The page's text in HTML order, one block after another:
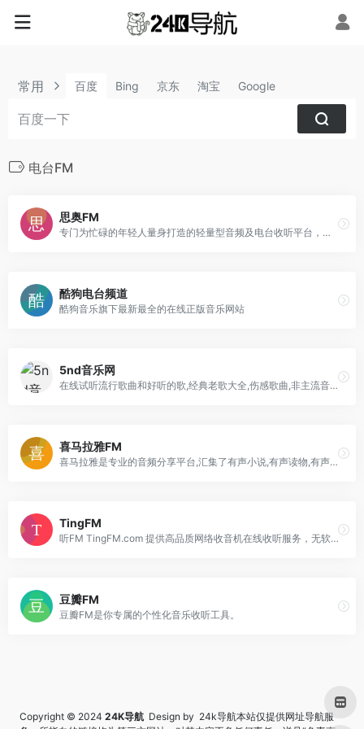
常用 百度 Bing 京东 淘宝 Google
电台FM
思奥FM
专门为忙碌的年轻人量身打造的轻量型音频及电台收听平台，内容包括全球主流电台流媒体以及各种风格流派的音乐电台播放收听服务。
酷狗电台频道
酷狗音乐旗下最新最全的在线正版音乐网站
5nd音乐网
在线试听流行歌曲和好听的歌,经典老歌大全,伤感歌曲,非主流音乐,好听的英文歌曲,儿童歌曲,网络歌曲,最新歌曲下载,下歌曲听音乐
喜马拉雅FM
喜马拉雅是专业的音频分享平台,汇集了有声小说,有声读物,有声书,FM电台,儿童睡前故事,相声小品,鬼故事等数亿条音频,超过6亿用户选择的网络电台,随时随地,听我想听。
TingFM
听FM TingFM.com 提供高品质网络收音机在线收听服务，无软件安装实现网页在线收听，手机在线收听广播。网站全面汇集整理国内外主流电台流媒体播放地址，方便广大广播爱好者随时随地利用网络收听喜爱的广播电台。
豆瓣FM
豆瓣FM是你专属的个性化音乐收听工具。
Copyright © 2024 24K导航 Design by 24k导航本站仅提供网址导航服